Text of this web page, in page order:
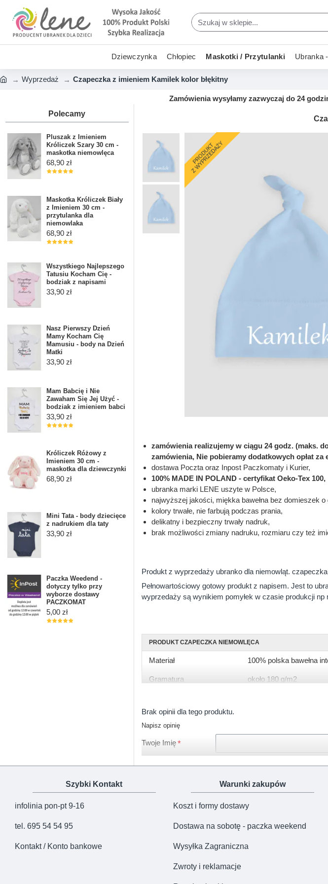
Dziewczynka Chłopiec Maskotki / Przytulanki Ubranka
Wyprzedaż Czapeczka z imieniem Kamilek kolor błękitny
Zamówienia wysyłamy zazwyczaj do 24
Polecamy
Pluszak z Imieniem
Króliczek Szary 30 cm -
maskotka niemowlęca
68,90 zł
Maskotka Króliczek Biały
z Imieniem 30 cm -
przytulanka dla
niemowlaka
68,90 zł
Wszystkiego Najlepszego
Tatusiu Kocham Cię -
bodziak z napisami
33,90 zł
Nasz Pierwszy Dzień
Mamy Kocham Cię
Mamusiu - body na Dzień
Matki
33,90 zł
Mam Babcię i Nie
Zawaham Się Jej Użyć -
bodziak z imieniem babci
33,90 zł
Króliczek Różowy z
Imieniem 30 cm -
maskotka dla dziewczynki
68,90 zł
Mini Tata - body dziecięce
z nadrukiem dla taty
33,90 zł
Paczka Weedend -
dotyczy tylko przy
wyborze dostawy
PACZKOMAT
5,00 zł
PRODUKT
Z WYPRZEDAŻY
zamówienia realizujemy w ciągu 24 godz. (maks.
zamówienia, Nie pobieramy dodatkowych opłat za
dostawa Poczta oraz Inpost Paczkomaty i Kurier,
100% MADE IN POLAND - certyfikat Oeko-Tex 100,
ubranka marki LENE uszyte w Polsce,
najwyższej jakości, miękka bawełna bez domieszek
kolory trwałe, nie farbują podczas prania,
delikatny i bezpieczny trwały nadruk,
brak możliwości zmiany nadruku, rozmiaru czy też
Produkt z wyprzedaży ubranko dla niemowląt.
Pełnowartościowy gotowy produkt z napisem. Jest to
wyprzedaży są wynikiem pomyłek w czasie produkcji
PRODUKT CZAPECZKA NIEMOWLĘCA
Materiał 100% polska bawełna
Gramatura około 180 g/m2
Produkcja
Brak opinii dla tego produktu.
Napisz opinię
Twoje Imię
Szybki Kontakt
infolinia pon-pt 9-16
tel. 695 54 54 95
Kontakt / Konto bankowe
Warunki zakupów
Koszt i formy dostawy
Dostawa na sobotę - paczka weekend
Wysyłka Zagraniczna
Zwroty i reklamacje